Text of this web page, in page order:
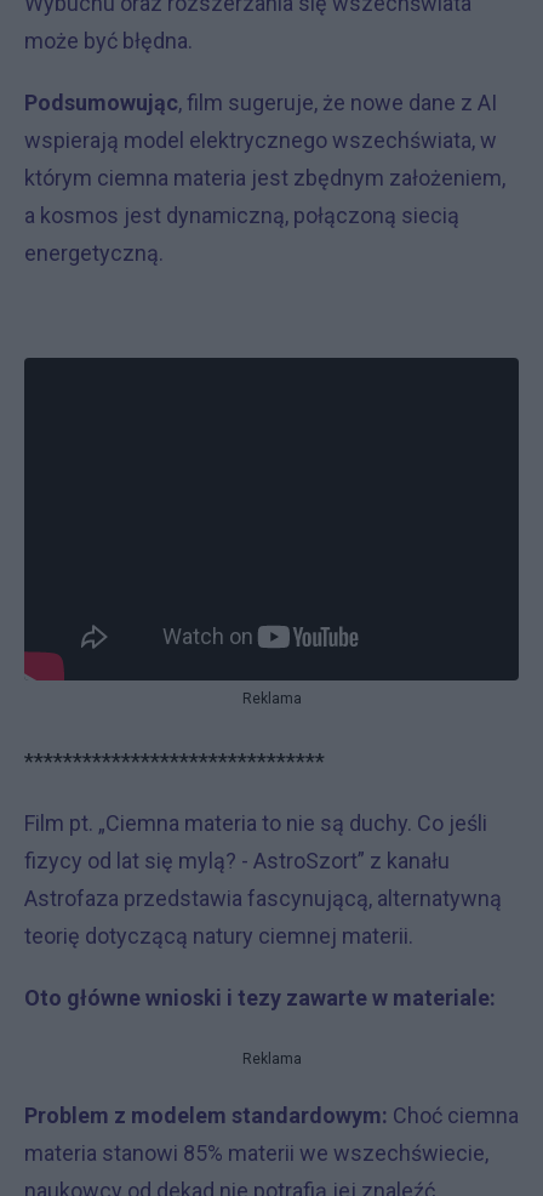
może być błędna.
Podsumowując, film sugeruje, że nowe dane z AI
wspierają model elektrycznego wszechświata, w
którym ciemna materia jest zbędnym założeniem,
a kosmos jest dynamiczną, połączoną siecią
energetyczną.
Reklama
*******************************
Film pt. „Ciemna materia to nie są duchy. Co jeśli
fizycy od lat się mylą? - AstroSzort” z kanału
Astrofaza przedstawia fascynującą, alternatywną
teorię dotyczącą natury ciemnej materii.
Oto główne wnioski i tezy zawarte w materiale:
Reklama
Problem z modelem standardowym: Choć ciemna
materia stanowi 85% materii we wszechświecie,
naukowcy od dekad nie potrafią jej znaleźć.